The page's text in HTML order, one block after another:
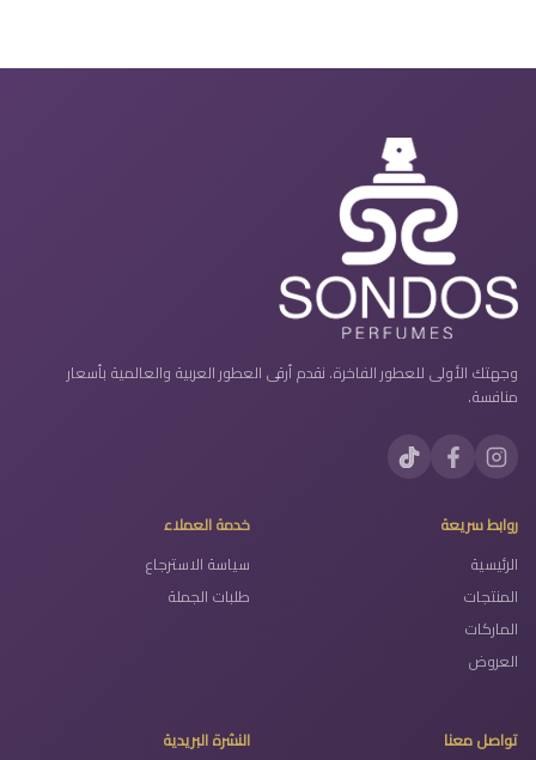
وجهتك الأولى للعطور الفاخرة. نقدم أرقى العطور العربية والعالمية بأسعار
منافسة.
روابط سريعة
الرئيسية
المنتجات
الماركات
العروض
خدمة العملاء
سياسة الاسترجاع
طلبات الجملة
تواصل معنا النشرة البريدية